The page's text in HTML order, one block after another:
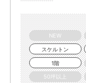
NEW
スケルトン
1階
50坪以上